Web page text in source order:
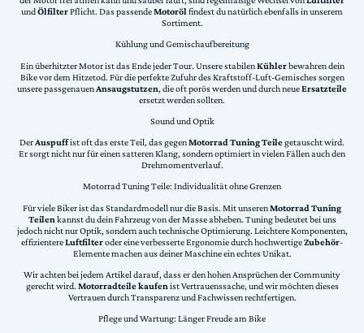
undÖlfilterPflicht. Das passendeMotorölfindest du natürlich ebenfalls in unserem
Sortiment.
Kühlung und Gemischaufbereitung
Ein überhitzter Motor ist das Ende jeder Tour. Unsere stabilenKühlerbewahren dein
Bike vor dem Hitzetod. Für die perfekte Zufuhr des Kraftstoff-Luft-Gemisches sorgen
unsere passgenauenAnsaugstutzen, die oft porös werden und durch neueErsatzteile
ersetzt werden sollten.
Sound und Optik
DerAuspuffist oft das erste Teil, das gegenMotorrad Tuning Teilegetauscht wird.
Er sorgt nicht nur für einen satteren Klang, sondern optimiert in vielen Fällen auch den
Drehmomentverlauf.
Motorrad Tuning Teile: Individualität ohne Grenzen
Für viele Biker ist das Standardmodell nur die Basis. Mit unserenMotorrad Tuning
Teilen kannst du dein Fahrzeug von der Masse abheben. Tuning bedeutet bei uns
jedoch nicht nur Optik, sondern auch technische Optimierung. Leichtere Komponenten,
effizientereLuftfilteroder eine verbesserte Ergonomie durch hochwertigeZubehör-
Elemente machen aus deiner Maschine ein echtes Unikat.
Wir achten bei jedem Artikel darauf, dass er den hohen Ansprüchen der Community
gerecht wird. Motorradteile kaufen ist Vertrauenssache, und wir möchten dieses
Vertrauen durch Transparenz und Fachwissen rechtfertigen.
Pflege und Wartung: Länger Freude am Bike